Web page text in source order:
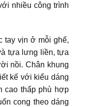
nhiều công trình
tay vịn ở mỗi ghế,
tựa lưng liền, tựa
nồi. Chân khung
kế với kiểu dáng
cao thấp phù hợp
cong theo dáng